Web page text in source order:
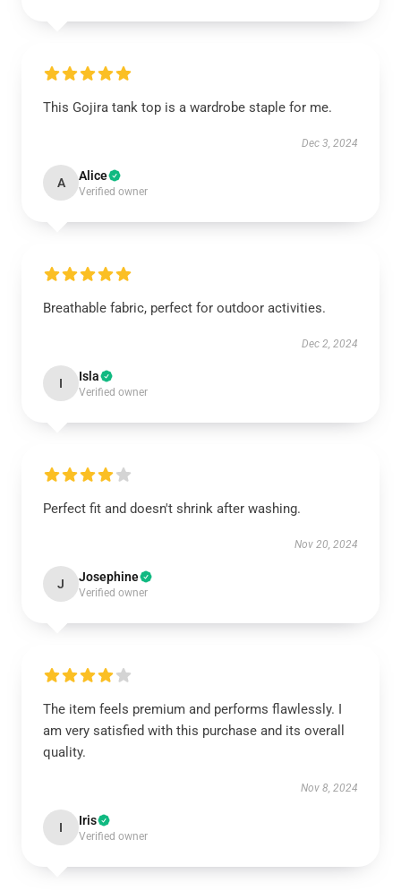
This Gojira tank top is a wardrobe staple for me.
Dec 3, 2024
A Alice
Verified owner
Breathable fabric, perfect for outdoor activities.
Dec 2, 2024
I Isla
Verified owner
Perfect fit and doesn't shrink after washing.
Nov 20, 2024
J Josephine
Verified owner
The item feels premium and performs flawlessly. I
am very satisfied with this purchase and its overall
quality.
Nov 8, 2024
I Iris
Verified owner